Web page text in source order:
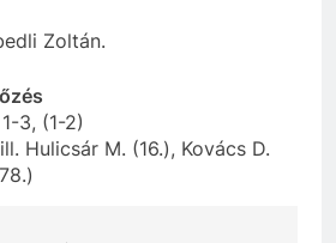
Zoltán.
3, (1-2)
Hulicsár M. (16.), Kovács D.